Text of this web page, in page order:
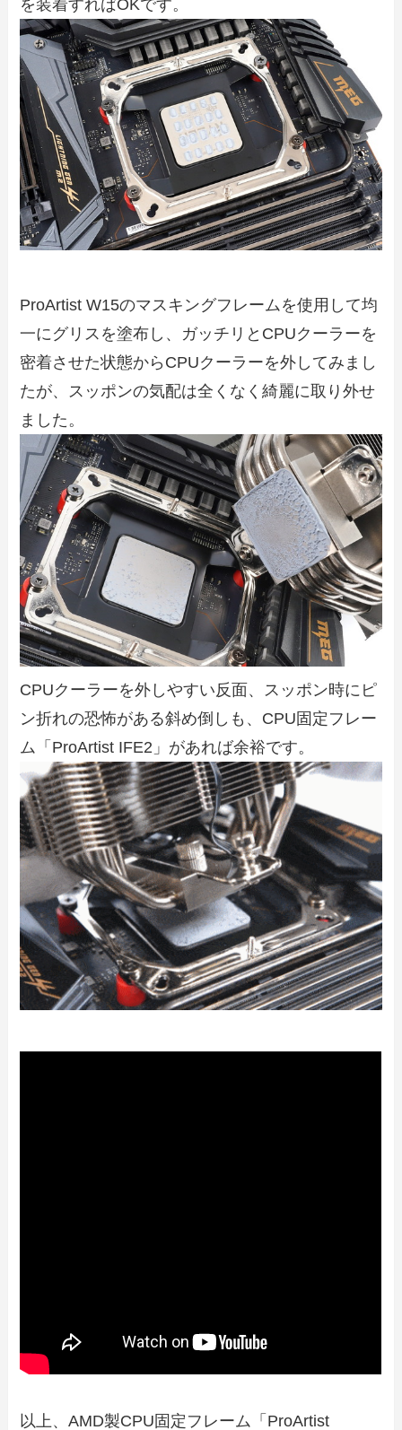
を装着すればOKです。
ProArtist W15のマスキングフレームを使用して均
一にグリスを塗布し、ガッチリとCPUクーラーを
密着させた状態からCPUクーラーを外してみまし
たが、スッポンの気配は全くなく綺麗に取り外せ
ました。
CPUクーラーを外しやすい反面、スッポン時にピ
ン折れの恐怖がある斜め倒しも、CPU固定フレー
ム「ProArtist IFE2」があれば余裕です。
以上、AMD製CPU固定フレーム「ProArtist